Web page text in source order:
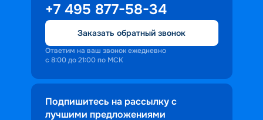
+7 495 877-58-34
Заказать обратный звонок
Ответим на ваш звонок ежедневно
с 8:00 до 21:00 по МСК
Подпишитесь на рассылку с
лучшими предложениями